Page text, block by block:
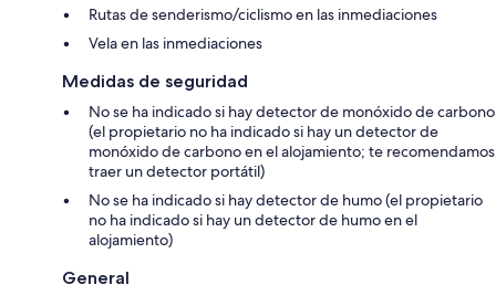
Rutas de senderismo/ciclismo en las inmediaciones
Vela en las inmediaciones
Medidas de seguridad
No se ha indicado si hay detector de monóxido de carbono
(el propietario no ha indicado si hay un detector de
monóxido de carbono en el alojamiento; te recomendamos
traer un detector portátil)
No se ha indicado si hay detector de humo (el propietario
no ha indicado si hay un detector de humo en el
alojamiento)
General